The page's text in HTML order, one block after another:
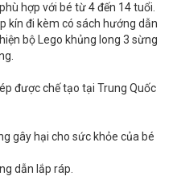
hợp với bé từ 4 đến 14 tuổi.
kín đi kèm có sách hướng dẫn
bộ Lego khủng long 3 sừng
được chế tạo tại Trung Quốc
gây hại cho sức khỏe của bé
dẫn lắp ráp.